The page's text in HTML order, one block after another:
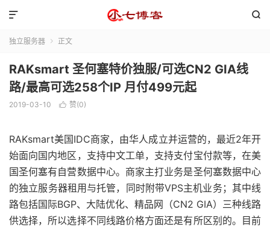


独立服务器  正文
RAKsmart 圣何塞特价独服/可选CN2 GIA线
路/最高可选258个IP 月付499元起
2019-03-10  赞(0)
RAKsmart美国IDC商家，由华人成立并运营的，最近2年开
始面向国内地区，支持中文工单，支持支付宝付款等，在美
国圣何塞有自营数据中心。商家主打业务是圣何塞数据中心
的独立服务器租用与托管，同时附带VPS主机业务；其中线
路包括国际BGP、大陆优化、精品网（CN2 GIA）三种线路
供选择，所以选择不同线路价格方面还是有所区别的。目前